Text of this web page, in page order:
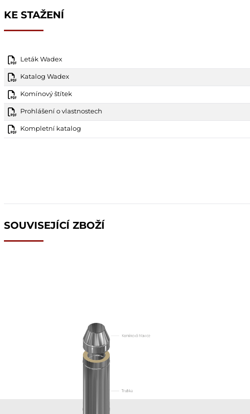
KE STAŽENÍ
Leták Wadex
Katalog Wadex
Komínový štítek
Prohlášení o vlastnostech
Kompletní katalog
SOUVISEJÍCÍ ZBOŽÍ